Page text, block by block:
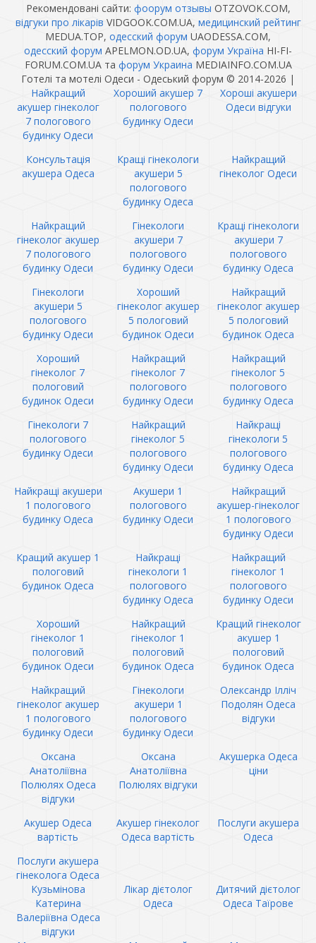
Рекомендовані сайти: фоорум отзывы OTZOVOK.COM,
відгуки про лікарів VIDGOOK.COM.UA, медицинский рейтинг
MEDUA.TOP, одесский форум UAODESSA.COM,
одесский форум APELMON.OD.UA, форум Україна HI-FI-
FORUM.COM.UA та форум Украина MEDIAINFO.COM.UA
Готелі та мотелі Одеси - Одеський форум © 2014-2026 |
Найкращий
акушер гінеколог
7 пологового
будинку Одеси
Хороший акушер 7
пологового
будинку Одеси
Хороші акушери
Одеси відгуки
Консультація
акушера Одеса
Кращі гінекологи
акушери 5
пологового
будинку Одеса
Найкращий
гінеколог Одеси
Найкращий
гінеколог акушер
7 пологового
будинку Одеси
Гінекологи
акушери 7
пологового
будинку Одеси
Кращі гінекологи
акушери 7
пологового
будинку Одеса
Гінекологи
акушери 5
пологового
будинку Одеси
Хороший
гінеколог акушер
5 пологовий
будинок Одеси
Найкращий
гінеколог акушер
5 пологовий
будинок Одеса
Хороший
гінеколог 7
пологовий
будинок Одеси
Найкращий
гінеколог 7
пологового
будинку Одеси
Найкращий
гінеколог 5
пологового
будинку Одеса
Гінекологи 7
пологового
будинку Одеси
Найкращий
гінеколог 5
пологового
будинку Одеси
Найкращі
гінекологи 5
пологового
будинку Одеса
Найкращі акушери
1 пологового
будинку Одеса
Акушери 1
пологового
будинку Одеси
Найкращий
акушер-гінеколог
1 пологового
будинку Одеси
Кращий акушер 1
пологовий
будинок Одеса
Найкращі
гінекологи 1
пологового
будинку Одеса
Найкращий
гінеколог 1
пологового
будинку Одеси
Хороший
гінеколог 1
пологовий
будинок Одеси
Найкращий
гінеколог 1
пологовий
будинок Одеса
Кращий гінеколог
акушер 1
пологовий
будинок Одеса
Найкращий
гінеколог акушер
1 пологового
будинку Одеси
Гінекологи
акушери 1
пологового
будинку Одеси
Олександр Ілліч
Подолян Одеса
відгуки
Оксана
Анатоліївна
Полюлях Одеса
відгуки
Оксана
Анатоліївна
Полюлях відгуки
Акушерка Одеса
ціни
Акушер Одеса
вартість
Акушер гінеколог
Одеса вартість
Послуги акушера
Одеса
Послуги акушера
гінеколога Одеса
Кузьмінова
Катерина
Валеріївна Одеса
відгуки
Лікар дієтолог
Одеса
Дитячий дієтолог
Одеса Таїрове